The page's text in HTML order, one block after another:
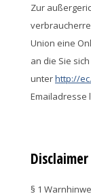
Zur
Union eine
an die Sie
unterhttp://
Emailadresse
§ 1